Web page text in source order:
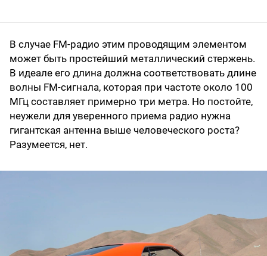
В случае FM-радио этим проводящим элементом
может быть простейший металлический стержень.
В идеале его длина должна соответствовать длине
волны FM-сигнала, которая при частоте около 100
МГц составляет примерно три метра. Но постойте,
неужели для уверенного приема радио нужна
гигантская антенна выше человеческого роста?
Разумеется, нет.